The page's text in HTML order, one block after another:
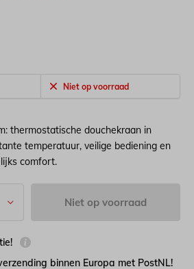
Niet op voorraad
thermostatische douchekraan in
temperatuur, veilige bediening en
comfort.
Niet op voorraad
binnen Europa met PostNL!